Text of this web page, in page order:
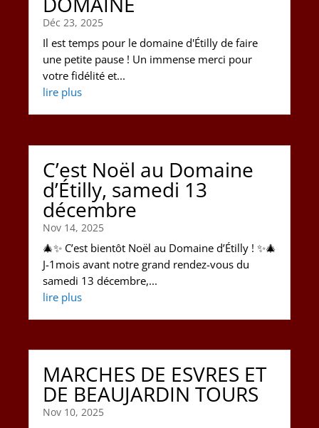
Déc 23, 2025
Il est temps pour le domaine d'Étilly de faire
une petite pause ! Un immense merci pour
votre fidélité et...
lire plus
C’est Noël au Domaine
d’Étilly, samedi 13
décembre
Nov 14, 2025
🎄✨ C’est bientôt Noël au Domaine d’Étilly ! ✨🎄
J-1mois avant notre grand rendez-vous du
samedi 13 décembre,...
lire plus
MARCHES DE ESVRES ET
DE BEAUJARDIN TOURS
Nov 10, 2025